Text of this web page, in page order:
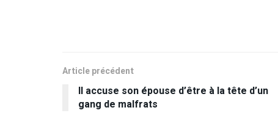
Article précédent
Il accuse son épouse d’être à la tête d’un
gang de malfrats